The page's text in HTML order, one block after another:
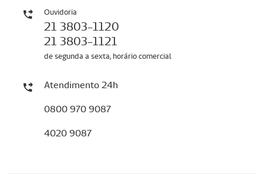
Ouvidoria
21 3803-1120
21 3803-1121
de segunda a sexta, horário comercial
Atendimento 24h
0800 970 9087
4020 9087